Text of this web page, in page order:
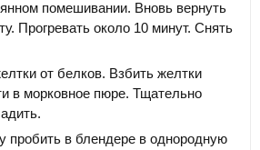
помешивании. Вновь вернуть
Прогревать около 10 минут. Снять
от белков. Взбить желтки
в морковное пюре. Тщательно
пробить в блендере в однородную